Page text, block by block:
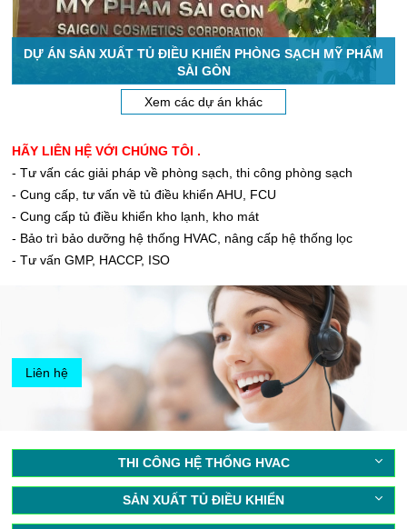
DỰ ÁN SẢN XUẤT TỦ ĐIỀU KHIỂN PHÒNG SẠCH MỸ PHẨM
SÀI GÒN
Xem các dự án khác
HÃY LIÊN HỆ VỚI CHÚNG TÔI .
- Tư vấn các giải pháp về phòng sạch, thi công phòng sạch
- Cung cấp, tư vấn về tủ điều khiển AHU, FCU
- Cung cấp tủ điều khiển kho lạnh, kho mát
- Bảo trì bảo dưỡng hệ thống HVAC, nâng cấp hệ thống lọc
- Tư vấn GMP, HACCP, ISO
Liên hệ
THI CÔNG HỆ THỐNG HVAC
SẢN XUẤT TỦ ĐIỀU KHIỂN